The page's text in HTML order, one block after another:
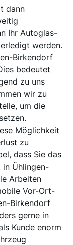
dann
Ihr Autoglas-
werden.
Birkendorf
bedeutet
zu uns
wir zu
um die
Möglichkeit
zu
dass Sie das
in Ühlingen-
Arbeiten
Vor-Ort-
Birkendorf
gerne in
Kunde enorm